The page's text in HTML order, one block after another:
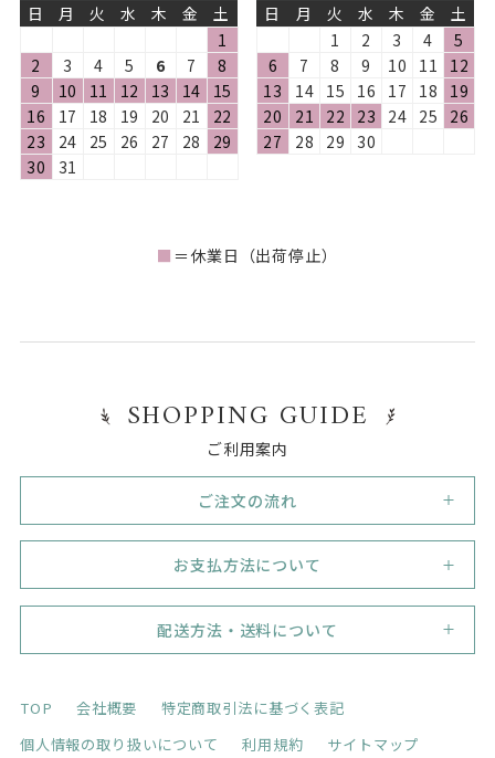
日
月 火 水 木 金
土
1
2
3 4 5 6 7
8
9
10 11 12 13 14
15
16
17 18 19 20 21
22
23
24 25 26 27 28
29
30
31
日
月 火 水 木 金
土
1
2 3 4
5
6
7 8 9 10 11
12
13
14 15 16 17 18
19
20
21 22 23 24 25
26
27
28 29 30
■ ＝休業日（出荷停止）
SHOPPING GUIDE
ご利用案内
ご注文の流れ
1
新規会員登録
初めてご利用のお客様は、まずは新規会員登録（無料）
を行って下さい。
かるよう、ネットショップのＵＲＬ、会社のホームペー
告を、ご登録メールアドレス宛にご連絡いたします。
（会員登録完了のメールが届くまで、しばらくお待ち下
お支払方法について
代金引換
代引き手数料330円（税込）。但し33,000円（税込）の
ご注文で代引き手数料無料！
銀行振り込み
※お振込み手数料は、お客さまのご負担とさせて頂きま
すのでご了承下さい。
配送方法・送料について
TOP 会社概要
特定商取引法に基づく表記
個人情報の取り扱いについて
利用規約 サイトマップ